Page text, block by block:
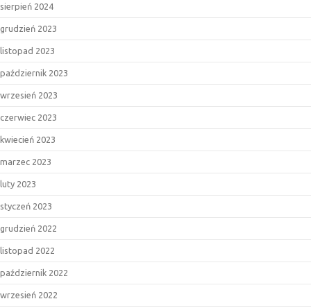
sierpień 2024
grudzień 2023
listopad 2023
październik 2023
wrzesień 2023
czerwiec 2023
kwiecień 2023
marzec 2023
luty 2023
styczeń 2023
grudzień 2022
listopad 2022
październik 2022
wrzesień 2022